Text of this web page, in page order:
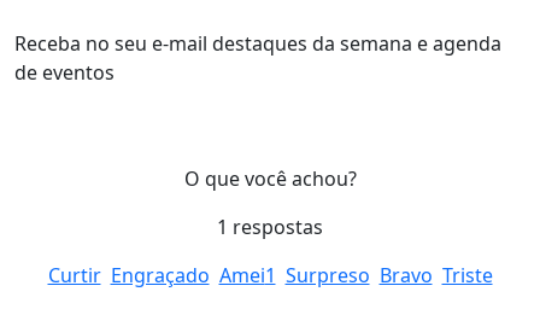
Receba no seu e-mail destaques da semana e agenda
de eventos
O que você achou?
1 respostas
Curtir Engraçado Amei1 Surpreso Bravo Triste